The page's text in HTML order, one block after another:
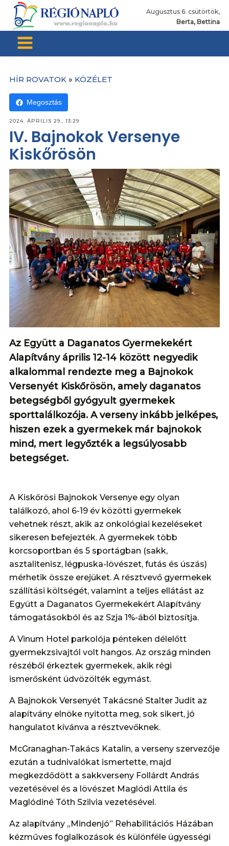
Augusztus 6. csütörtök,
Berta, Bettina
HÍR ROVATOK » KÖZÉLET
Megosztás
2024. ÁPRILIS 29., 13:29
IV. Bajnokok Versenye
Kiskőrösön
Az Együtt a Daganatos Gyermekekért
Alapítvány április 12-14 között negyedik
alkalommal rendezte meg a Bajnokok
Versenyét Kiskőrösön, amely daganatos
betegségből gyógyult gyermekek
sporttalálkozója. A verseny inkább jelképes,
hiszen ezek a gyermekek már bajnokok
mind, mert legyőzték a legsúlyosabb
betegséget.
A Kiskőrösi Bajnokok Versenye egy olyan
találkozó, ahol 6-19 év közötti gyermekek
vehetnek részt, akik az onkológiai kezeléseket
sikeresen befejezték. A gyermekek több
korcsoportban és 5 sportágban (sakk,
asztalitenisz, légpuska-lövészet, futás és úszás)
mérhetik össze erejüket. A résztvevő gyermekek
szállítási költségét, valamint a teljes ellátást az
Együtt a Daganatos Gyermekekért Alapítvány
támogatásokból és az Szja 1%-ából biztosítja.
A Vinum Hotel parkolója pénteken délelőtt
gyermekzsivajtól volt hangos. Az ország minden
részéből érkeztek gyermekek, akik régi
ismerősként üdvözölték egymást.
A Bajnokok Versenyét Takácsné Stalter Judit az
alapítvány elnöke nyitotta meg, sok sikert, jó
hangulatot kívánva a résztvevőknek.
McGranaghan-Takács Katalin, a verseny szervezője
ezután a tudnivalókat ismertette, majd
megkezdődött a sakkverseny Follárdt András
vezetésével és a lövészet Maglódi Attila és
Maglódiné Tóth Szilvia vezetésével.
Az alapítvány „Mindenjó” Rehabilitációs Házában
kézműves foglalkozások és különféle ügyességi